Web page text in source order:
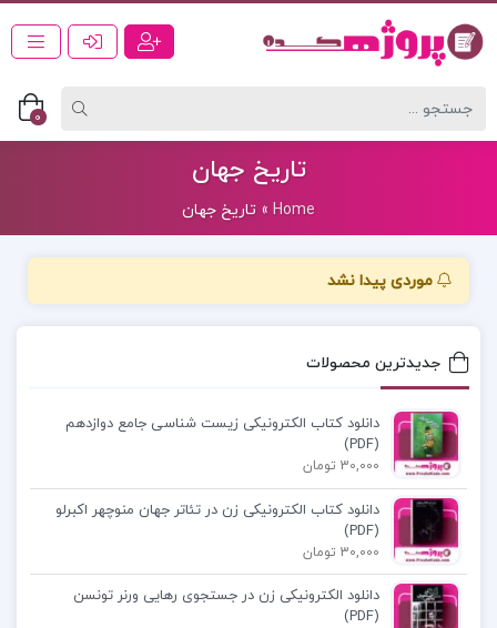
0
تاریخ جهان
Home
» تاریخ جهان
موردی پیدا نشد
جدیدترین محصولات
دانلود کتاب الکترونیکی زیست شناسی جامع دوازدهم
(PDF)
30,000 تومان
دانلود کتاب الکترونیکی زن در تئاتر جهان منوچهر اکبرلو
(PDF)
30,000 تومان
دانلود الکترونیکی زن در جستجوی رهایی ورنر تونسن
(PDF)